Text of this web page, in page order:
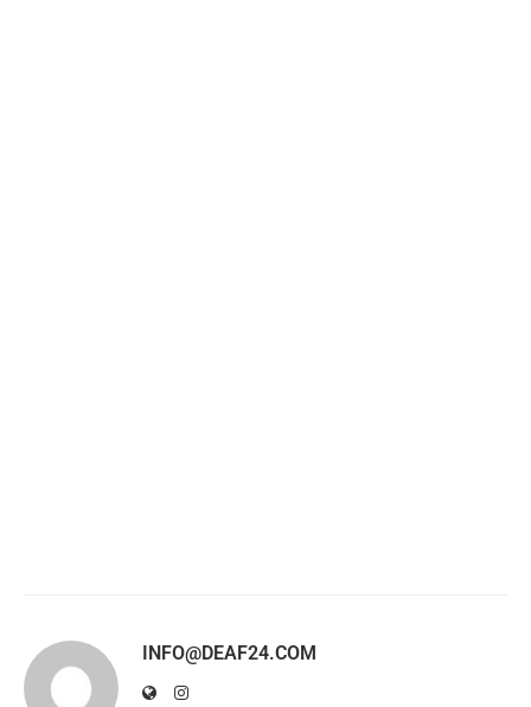
INFO@DEAF24.COM